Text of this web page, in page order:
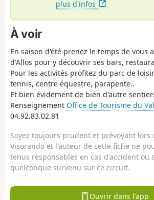
plus d'infos
À voir
En saison d'été prenez le temps de vous
d'Allos pour y découvrir ses bars,
Pour les activités profitez du parc de
tennis, centre équestre, parapente..
Et bien évidement de bien d'autre
Renseignement Office de Tourisme du
04.92.83.02.81
Soyez toujours prudent et prévoyant lors
Visorando et l'auteur de cette fiche ne
tenus responsables en cas d'accident ou
quelconque survenu sur ce circuit.
Ouvrir dans l'app